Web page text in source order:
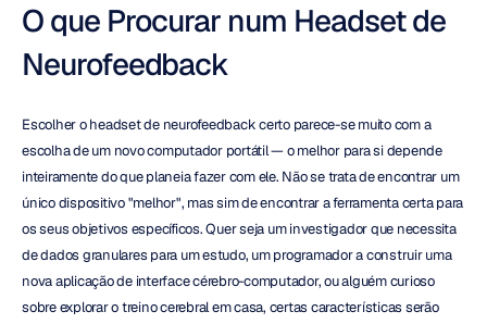
O que Procurar num Headset de
Neurofeedback
Escolher o headset de neurofeedback certo parece-se muito com a
escolha de um novo computador portátil — o melhor para si depende
inteiramente do que planeia fazer com ele. Não se trata de encontrar um
único dispositivo "melhor", mas sim de encontrar a ferramenta certa para
os seus objetivos específicos. Quer seja um investigador que necessita
de dados granulares para um estudo, um programador a construir uma
nova aplicação de interface cérebro-computador, ou alguém curioso
sobre explorar o treino cerebral em casa, certas características serão